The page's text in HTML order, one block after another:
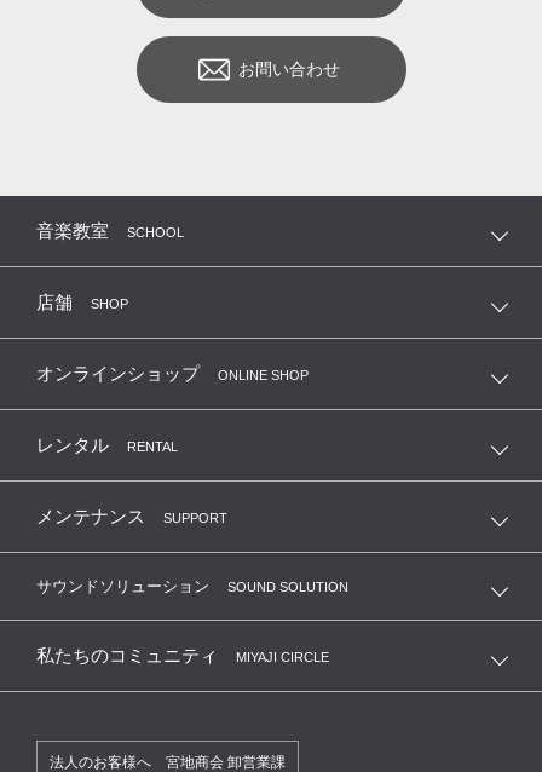
お問い合わせ
音楽教室 SCHOOL
店舗 SHOP
オンラインショップ ONLINE SHOP
レンタル RENTAL
メンテナンス SUPPORT
サウンドソリューション SOUND SOLUTION
私たちのコミュニティ MIYAJI CIRCLE
法人のお客様へ 宮地商会 卸営業課